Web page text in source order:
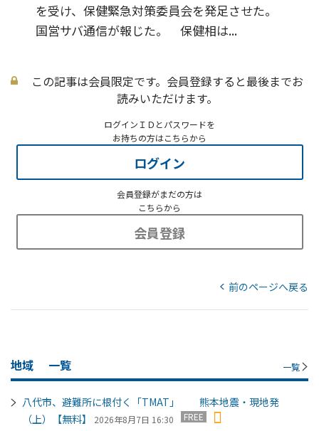
を受け、保健緊急対策委員会を発足させた。
国営サバ通信が報じた。 保健相は...
この記事は会員限定です。会員登録すると最後までお
読みいただけます。
ログインＩＤとパスワードを
お持ちの方はこちらから
ログイン
会員登録がまだの方は
こちらから
会員登録
前のページへ戻る
地域 一覧 一覧
八代市、避難所に根付く「TMAT」 熊本地震・現地発
（上）【無料】
2026年8月7日 16:30 FREE